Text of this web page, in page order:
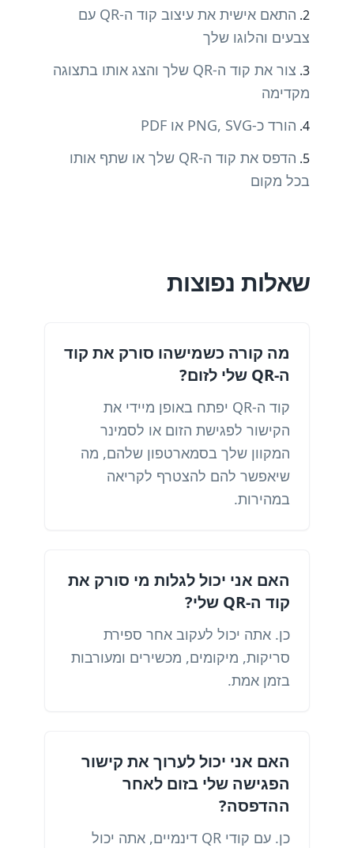
התאם אישית את עיצוב קוד ה-QR עם
צבעים והלוגו שלך
צור את קוד ה-QR שלך והצג אותו בתצוגה
מקדימה
הורד כ-PNG, SVG או PDF
הדפס את קוד ה-QR שלך או שתף אותו
בכל מקום
שאלות נפוצות
מה קורה כשמישהו סורק את קוד
ה-QR שלי לזום?
קוד ה-QR יפתח באופן מיידי את
הקישור לפגישת הזום או לסמינר
המקוון שלך בסמארטפון שלהם, מה
שיאפשר להם להצטרף לקריאה
במהירות.
האם אני יכול לגלות מי סורק את
קוד ה-QR שלי?
כן. אתה יכול לעקוב אחר ספירת
סריקות, מיקומים, מכשירים ומעורבות
בזמן אמת.
האם אני יכול לערוך את קישור
הפגישה שלי בזום לאחר
ההדפסה?
כן. עם קודי QR דינמיים, אתה יכול